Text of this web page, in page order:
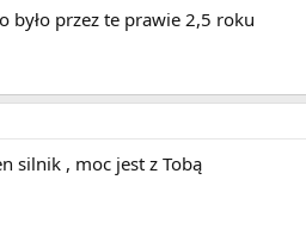
było przez te prawie 2,5 roku
silnik , moc jest z Tobą